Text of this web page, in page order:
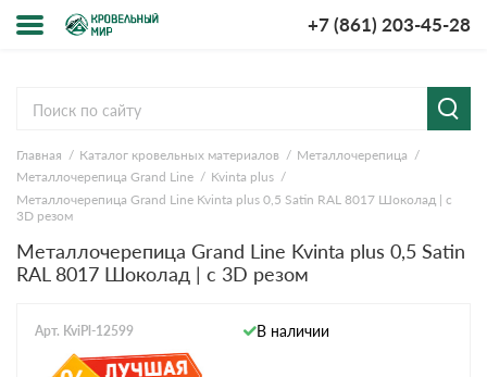
+7 (861) 203-45-28
компании
и оплата
ответы
Главная Каталог кровельных материалов
Металлочерепица
Металлочерепица Grand Line
Kvinta plus
Металлочерепица Grand Line Kvinta plus 0,5 Satin RAL 8017 Шоколад | c
3D резом
Металлочерепица Grand Line Kvinta plus 0,5 Satin
RAL 8017 Шоколад | c 3D резом
Арт. KviPl-12599 В наличии